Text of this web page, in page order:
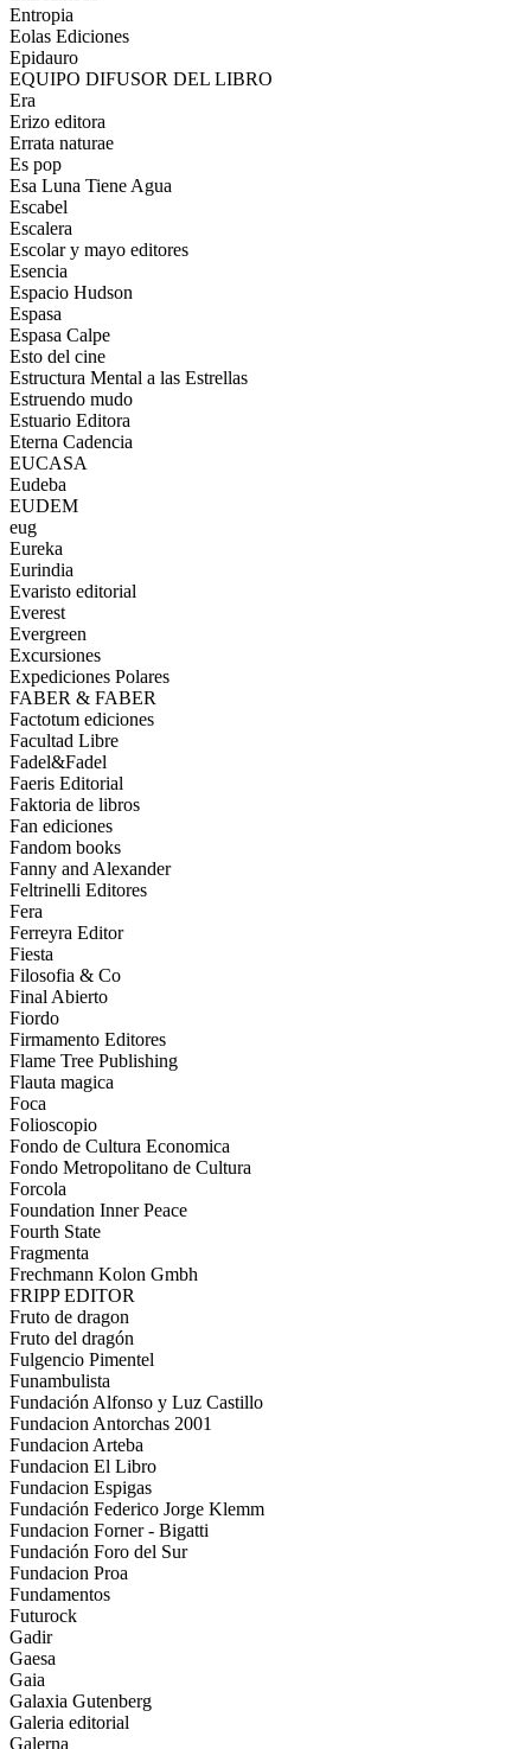
Entropia
Eolas Ediciones
Epidauro
EQUIPO DIFUSOR DEL LIBRO
Era
Erizo editora
Errata naturae
Es pop
Esa Luna Tiene Agua
Escabel
Escalera
Escolar y mayo editores
Esencia
Espacio Hudson
Espasa
Espasa Calpe
Esto del cine
Estructura Mental a las Estrellas
Estruendo mudo
Estuario Editora
Eterna Cadencia
EUCASA
Eudeba
EUDEM
eug
Eureka
Eurindia
Evaristo editorial
Everest
Evergreen
Excursiones
Expediciones Polares
FABER & FABER
Factotum ediciones
Facultad Libre
Fadel&Fadel
Faeris Editorial
Faktoria de libros
Fan ediciones
Fandom books
Fanny and Alexander
Feltrinelli Editores
Fera
Ferreyra Editor
Fiesta
Filosofia & Co
Final Abierto
Fiordo
Firmamento Editores
Flame Tree Publishing
Flauta magica
Foca
Folioscopio
Fondo de Cultura Economica
Fondo Metropolitano de Cultura
Forcola
Foundation Inner Peace
Fourth State
Fragmenta
Frechmann Kolon Gmbh
FRIPP EDITOR
Fruto de dragon
Fruto del dragón
Fulgencio Pimentel
Funambulista
Fundación Alfonso y Luz Castillo
Fundacion Antorchas 2001
Fundacion Arteba
Fundacion El Libro
Fundacion Espigas
Fundación Federico Jorge Klemm
Fundacion Forner - Bigatti
Fundación Foro del Sur
Fundacion Proa
Fundamentos
Futurock
Gadir
Gaesa
Gaia
Galaxia Gutenberg
Galeria editorial
Galerna